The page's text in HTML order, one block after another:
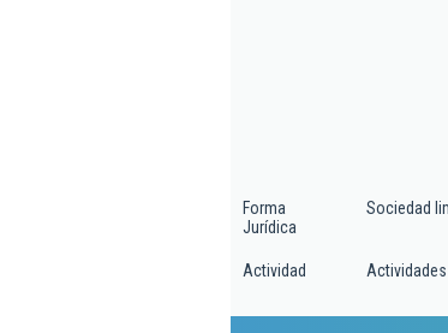
Forma
Jurídica
Sociedad
Actividad